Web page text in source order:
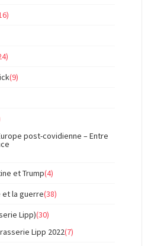
(9)
post-covidienne – Entre
et Trump(4)
et la guerre(38)
Lipp)(30)
Lipp 2022(7)